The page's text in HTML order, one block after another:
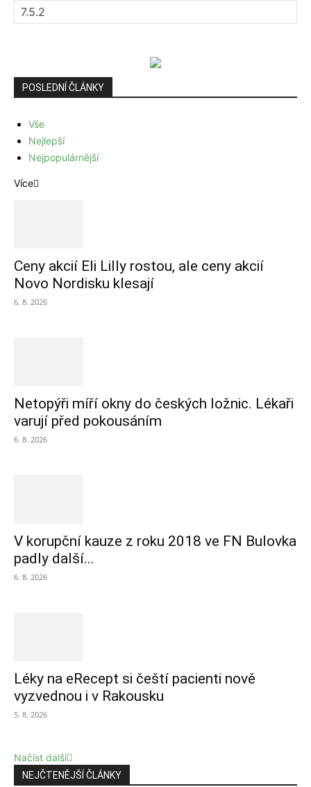
POSLEDNÍ ČLÁNKY
Vše
Nejlepší
Nejpopulárnější
Více
Ceny akcií Eli Lilly rostou, ale ceny akcií
Novo Nordisku klesají
6. 8. 2026
Netopýři míří okny do českých ložnic. Lékaři
varují před pokousáním
6. 8. 2026
V korupční kauze z roku 2018 ve FN Bulovka
padly další...
6. 8. 2026
Léky na eRecept si čeští pacienti nově
vyzvednou i v Rakousku
5. 8. 2026
Načíst další
NEJČTENĚJŠÍ ČLÁNKY